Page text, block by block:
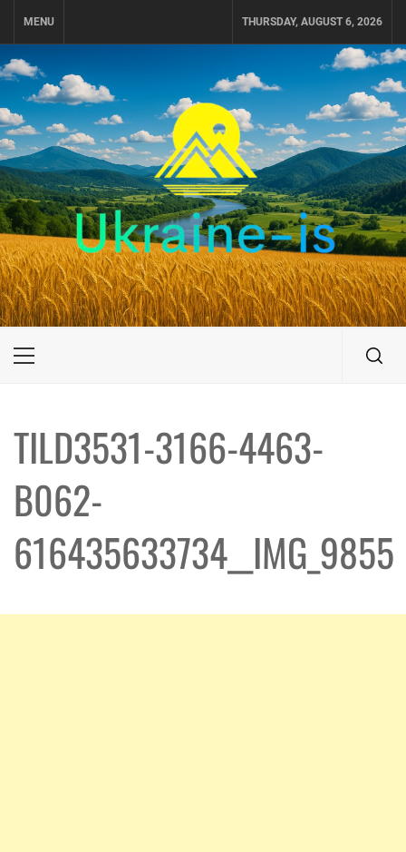
MENU THURSDAY, AUGUST 6, 2026
UKRAINE-IS
ПОДОРОЖI ПО УКРАЇНІ
Primary
TILD3531-3166-4463-
B062-
616435633734__IMG_9855